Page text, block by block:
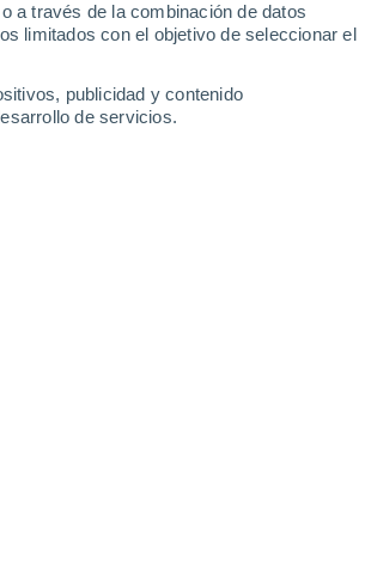
a través de la combinación de datos
limitados con el objetivo de seleccionar el
publicidad y contenido
de servicios.
El Arco